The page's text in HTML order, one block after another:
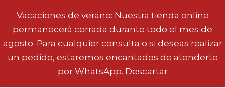
Vacaciones de verano: Nuestra tienda online
permanecerá cerrada durante todo el mes de
agosto. Para cualquier consulta o si deseas realizar
un pedido, estaremos encantados de atenderte
por WhatsApp. Descartar
al
contenido